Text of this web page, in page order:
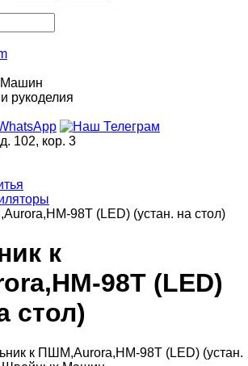
рукоделия
102, кор. 3
98T (LED) (устан. на стол)
к
98T (LED)
стол)